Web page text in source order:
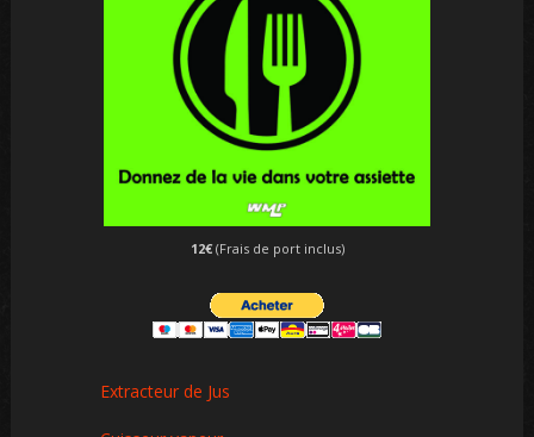
12€(Frais de port inclus)
Extracteur de Jus